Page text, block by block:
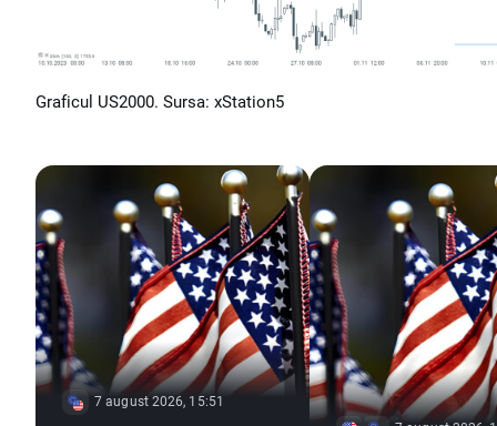
Graficul US2000. Sursa: xStation5
7 august 2026, 15:51